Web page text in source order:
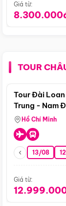
Giá từ:
TOUR
Tour Đài
Trung - Nam
Hồ Chí Minh
13/08
Giá từ: